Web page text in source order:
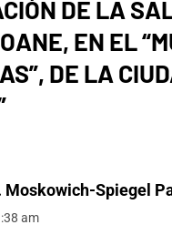
DE LA
EN EL
DE LA
Moskowich-Spiegel
am